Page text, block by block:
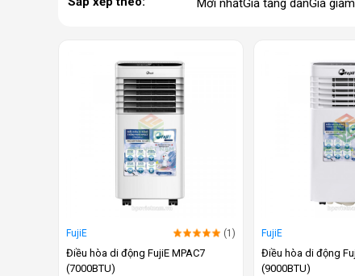
Mới nhấtGiá tăng dầnGiá
FujiE (1)
Điều hòa di động FujiE MPAC7
(7000BTU)
FujiE
Điều hòa di động
(9000BTU)